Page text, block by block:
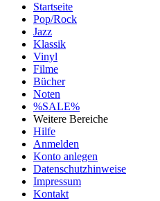
Startseite
Pop/Rock
Jazz
Klassik
Vinyl
Filme
Bücher
Noten
%SALE%
Weitere Bereiche
Hilfe
Anmelden
Konto anlegen
Datenschutzhinweise
Impressum
Kontakt